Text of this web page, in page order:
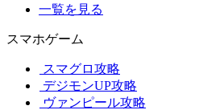
一覧を見る
スマホゲーム
スマグロ攻略
デジモンUP攻略
ヴァンピール攻略